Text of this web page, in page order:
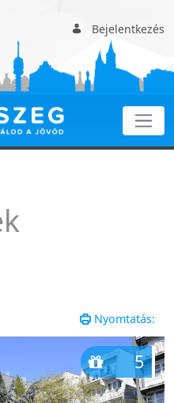
Bejelentkezés
tér
Nyomtatás:
5